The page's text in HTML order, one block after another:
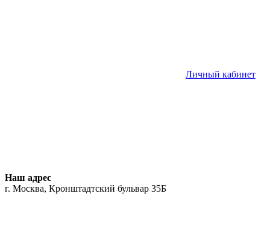
Личный кабинет
Наш адрес
г. Москва, Кронштадтский бульвар 35Б